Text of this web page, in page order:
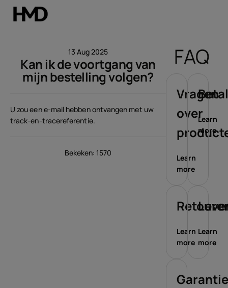
Smartphones
Accessoires
Aanbiedingen
13 Aug 2025
Kan ik de voortgang van
mijn bestelling volgen?
U zou een e-mail hebben ontvangen met uw
track-en-tracereferentie.
Bekeken: 1570
FAQ
Vragen
over
Learn
more
Learn
more
Learn
more
Learn
more